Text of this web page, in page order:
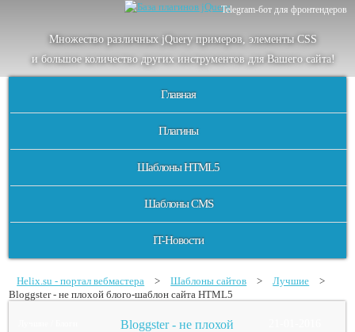
Telegram-бот для фронтендеров
Множество различных jQuery примеров, элементы CSS
и большое количество других инструментов для Вашего сайта!
Главная
Плагины
Шаблоны HTML5
Шаблоны CMS
IT-Новости
Helix.su - портал вебмастера > Шаблоны сайтов > Лучшие
>
Bloggster - не плохой блого-шаблон сайта HTML5
Bloggster - не плохой